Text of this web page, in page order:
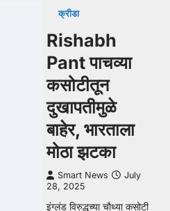
क्रीडा
Rishabh
Pant पाचव्या
कसोटीतून
दुखापतीमुळे
बाहेर, भारताला
मोठा झटका
Smart News
July
28, 2025
इंग्लंड विरुद्धच्या चौथ्या कसोटी